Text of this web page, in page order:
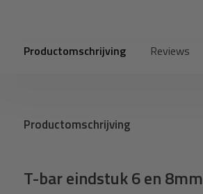
Productomschrijving Reviews
Productomschrijving
T-bar eindstuk 6 en